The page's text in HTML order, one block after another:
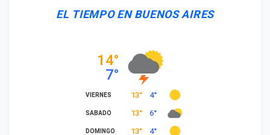
EL TIEMPO EN BUENOS AIRES